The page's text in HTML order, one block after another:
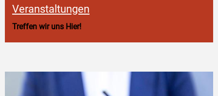
Veranstaltungen
Treffen wir uns Hier!